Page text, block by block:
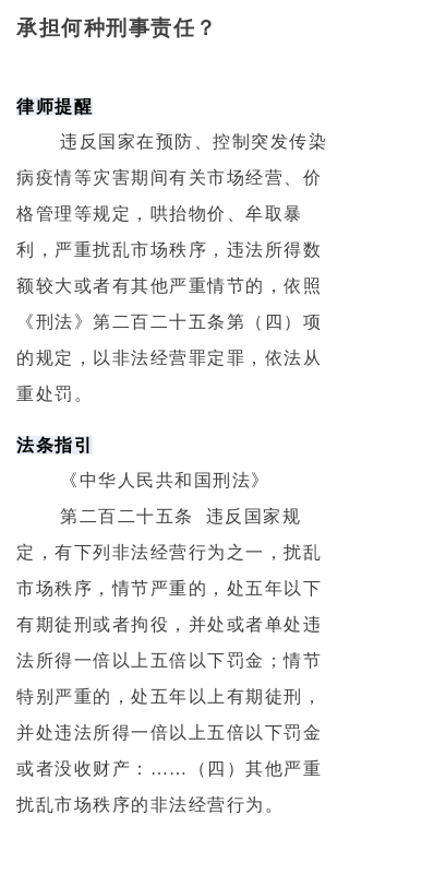
承担何种刑事责任？
律师提醒
违反国家在预防、控制突发传染
病疫情等灾害期间有关市场经营、价
格管理等规定，哄抬物价、牟取暴
利，严重扰乱市场秩序，违法所得数
额较大或者有其他严重情节的，依照
《刑法》第二百二十五条第（四）项
的规定，以非法经营罪定罪，依法从
重处罚。
法条指引
《中华人民共和国刑法》
第二百二十五条 违反国家规
定，有下列非法经营行为之一，扰乱
市场秩序，情节严重的，处五年以下
有期徒刑或者拘役，并处或者单处违
法所得一倍以上五倍以下罚金；情节
特别严重的，处五年以上有期徒刑，
并处违法所得一倍以上五倍以下罚金
或者没收财产：……（四）其他严重
扰乱市场秩序的非法经营行为。